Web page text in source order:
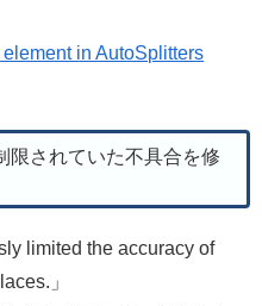
in AutoSplitters
限されていた不具合を修
limited the accuracy of